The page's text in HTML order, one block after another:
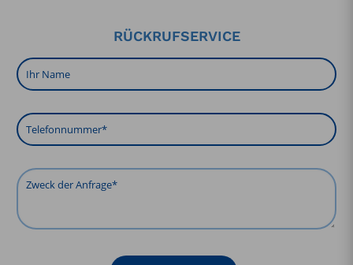
RÜCKRUFSERVICE